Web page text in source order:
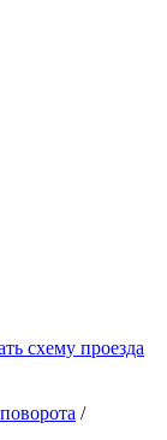
схему проезда
/